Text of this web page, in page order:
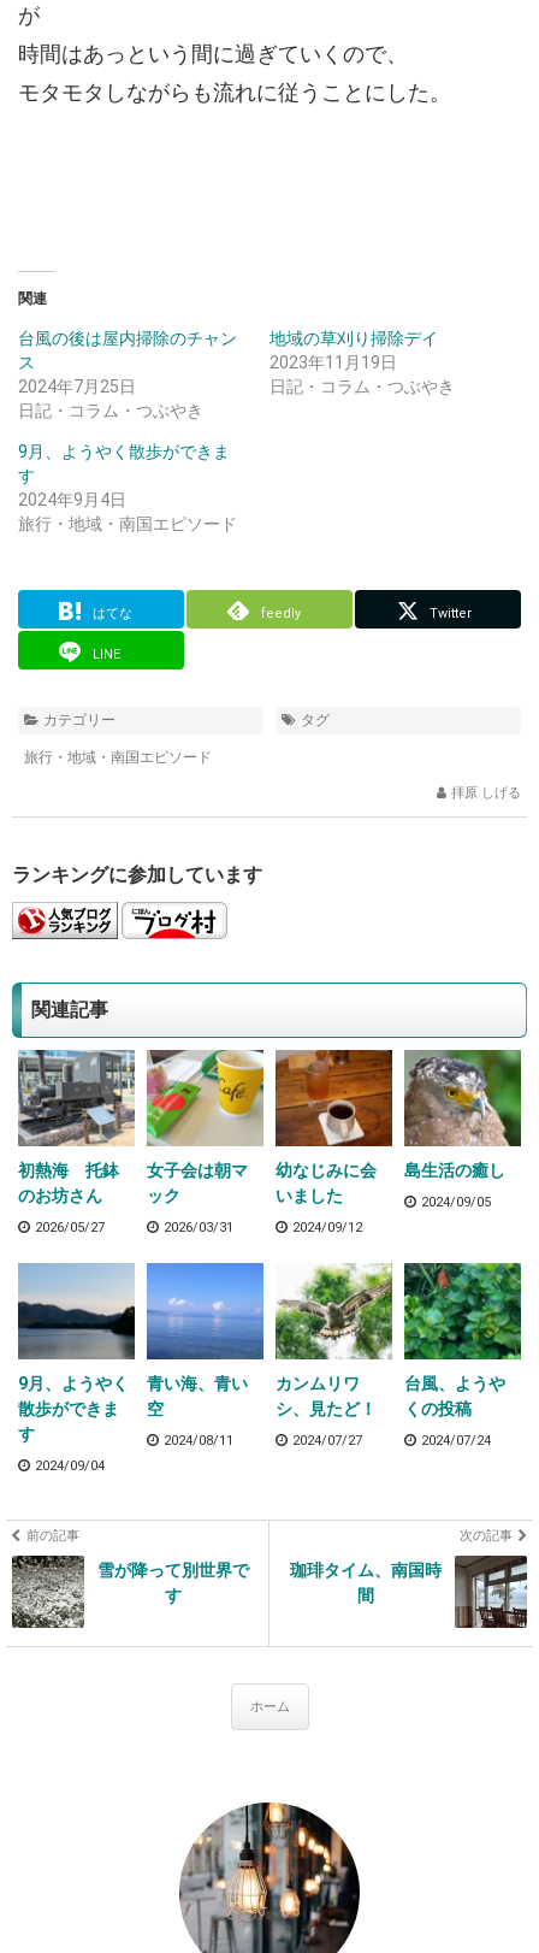
が
時間はあっという間に過ぎていくので、
モタモタしながらも流れに従うことにした。
関連
台風の後は屋内掃除のチャン
ス
2024年7月25日
日記・コラム・つぶやき
地域の草刈り掃除デイ
2023年11月19日
日記・コラム・つぶやき
9月、ようやく散歩ができま
す
2024年9月4日
旅行・地域・南国エピソード
はてな feedly Twitter
LINE
カテゴリー
旅行・地域・南国エピソード
タグ
拝原 しげる
ランキングに参加しています
関連記事
初熱海 托鉢
のお坊さん
2026/05/27
女子会は朝マ
ック
2026/03/31
幼なじみに会
いました
2024/09/12
島生活の癒し
2024/09/05
9月、ようやく
散歩ができま
す
2024/09/04
青い海、青い
空
2024/08/11
カンムリワ
シ、見たど！
2024/07/27
台風、ようや
くの投稿
2024/07/24
前の記事
雪が降って別世界で
す
次の記事
珈琲タイム、南国時
間
ホーム